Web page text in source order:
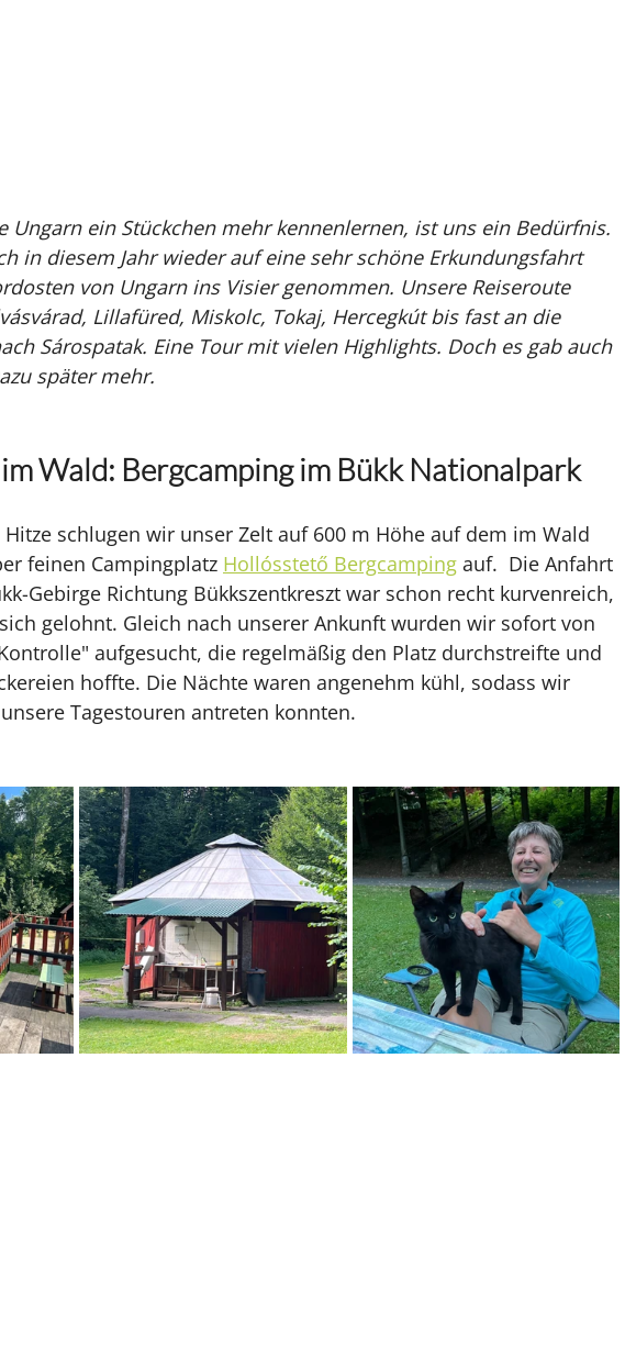
Ungarn ein Stückchen mehr kennenlernen, ist uns ein Bedürfnis.
in diesem Jahr wieder auf eine sehr schöne Erkundungsfahrt
von Ungarn ins Visier genommen. Unsere Reiseroute
Lillafüred, Miskolc, Tokaj, Hercegkút bis fast an die
Sárospatak. Eine Tour mit vielen Highlights. Doch es gab auch
später mehr.
Wald: Bergcamping im Bükk Nationalpark
schlugen wir unser Zelt auf 600 m Höhe auf dem im Wald
feinen Campingplatz Hollósstető Bergcamping auf.  Die Anfahrt
Gebirge Richtung Bükkszentkreszt war schon recht kurvenreich,
gelohnt. Gleich nach unserer Ankunft wurden wir sofort von
aufgesucht, die regelmäßig den Platz durchstreifte und
hoffte. Die Nächte waren angenehm kühl, sodass wir
Tagestouren antreten konnten.